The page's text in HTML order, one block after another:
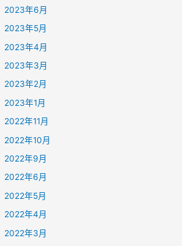
2023年6月
2023年5月
2023年4月
2023年3月
2023年2月
2023年1月
2022年11月
2022年10月
2022年9月
2022年6月
2022年5月
2022年4月
2022年3月